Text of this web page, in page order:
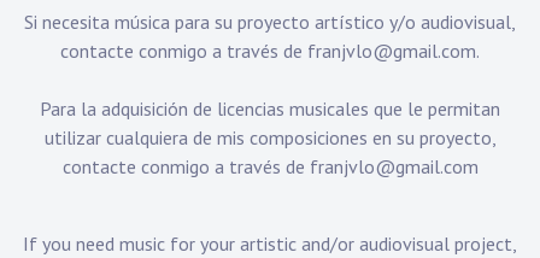
Si necesita música para su proyecto artístico y/o audiovisual,
contacte conmigo a través de franjvlo@gmail.com.
Para la adquisición de licencias musicales que le permitan
utilizar cualquiera de mis composiciones en su proyecto,
contacte conmigo a través de franjvlo@gmail.com
If you need music for your artistic and/or audiovisual project,